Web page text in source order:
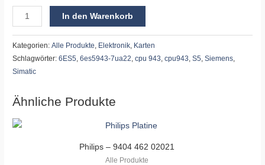
In den Warenkorb
Kategorien:Alle Produkte, Elektronik, Karten
Schlagwörter:6ES5,6es5943-7ua22,cpu 943,cpu943,S5,Siemens,
Simatic
Ähnliche Produkte
Philips – 9404 462 02021
Alle Produkte